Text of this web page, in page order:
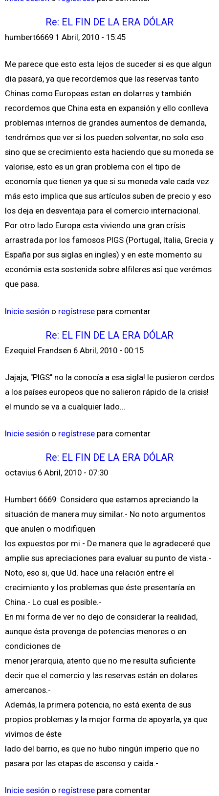
Re: EL FIN DE LA ERA DÓLAR
humbert6669 1 Abril, 2010 - 15:45
Me parece que esto esta lejos de suceder si es que algun
día pasará, ya que recordemos que las reservas tanto
Chinas como Europeas estan en dolarres y también
recordemos que China esta en expansión y ello conlleva
problemas internos de grandes aumentos de demanda,
tendrémos que ver si los pueden solventar, no solo eso
sino que se crecimiento esta haciendo que su moneda se
valorise, esto es un gran problema con el tipo de
economía que tienen ya que si su moneda vale cada vez
más esto implica que sus artículos suben de precio y eso
los deja en desventaja para el comercio internacional.
Por otro lado Europa esta viviendo una gran crísis
arrastrada por los famosos PIGS (Portugal, Italia, Grecia y
España por sus siglas en ingles) y en este momento su
económia esta sostenida sobre alfileres así que verémos
que pasa.
Inicie sesión o regístrese para comentar
Re: EL FIN DE LA ERA DÓLAR
Ezequiel Frandsen 6 Abril, 2010 - 00:15
Jajaja, "PIGS" no la conocía a esa sigla! le pusieron cerdos
a los países europeos que no salieron rápido de la crisis!
el mundo se va a cualquier lado...
Inicie sesión o regístrese para comentar
Re: EL FIN DE LA ERA DÓLAR
octavius 6 Abril, 2010 - 07:30
Humbert 6669: Considero que estamos apreciando la
situación de manera muy similar.- No noto argumentos
que anulen o modifiquen
los expuestos por mi.- De manera que le agradeceré que
amplie sus apreciaciones para evaluar su punto de vista.-
Noto, eso si, que Ud. hace una relación entre el
crecimiento y los problemas que éste presentaría en
China.- Lo cual es posible.-
En mi forma de ver no dejo de considerar la realidad,
aunque ésta provenga de potencias menores o en
condiciones de
menor jerarquia, atento que no me resulta suficiente
decir que el comercio y las reservas están en dolares
amercanos.-
Además, la primera potencia, no está exenta de sus
propios problemas y la mejor forma de apoyarla, ya que
vivimos de éste
lado del barrio, es que no hubo ningún imperio que no
pasara por las etapas de ascenso y caida.-
Inicie sesión o regístrese para comentar